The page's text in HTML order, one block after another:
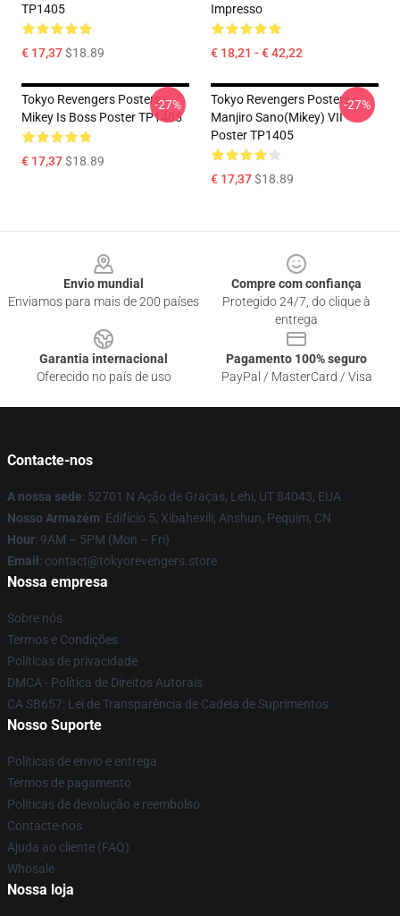
TP1405
€ 17,37$18.89
Impresso
€ 18,21 - € 42,22
Tokyo Revengers Posters -
Mikey Is Boss Poster TP1405
€ 17,37$18.89
-27%
Tokyo Revengers Posters -
Manjiro Sano(Mikey) VII
Poster TP1405
€ 17,37$18.89
-27%
Envio mundial
Enviamos para mais de 200 países
Compre com confiança
Protegido 24/7, do clique à
entrega
Garantia internacional
Oferecido no país de uso
Pagamento 100% seguro
PayPal / MasterCard / Visa
Contacte-nos
A nossa sede: 52701 N Ação de Graças, Lehi, UT 84043, EUA
Nosso Armazém: Edifício 5, Xibahexili, Anshun, Pequim, CN
Hour: 9AM – 5PM (Mon – Fri)
Email: contact@tokyorevengers.store
Nossa empresa
Sobre nós
Termos e Condições
Políticas de privacidade
DMCA - Política de Direitos Autorais
CA SB657: Lei de Transparência de Cadeia de Suprimentos
Nosso Suporte
Políticas de envio e entrega
Termos de pagamento
Políticas de devolução e reembolso
Contacte-nos
Ajuda ao cliente (FAQ)
Whosale
Nossa loja